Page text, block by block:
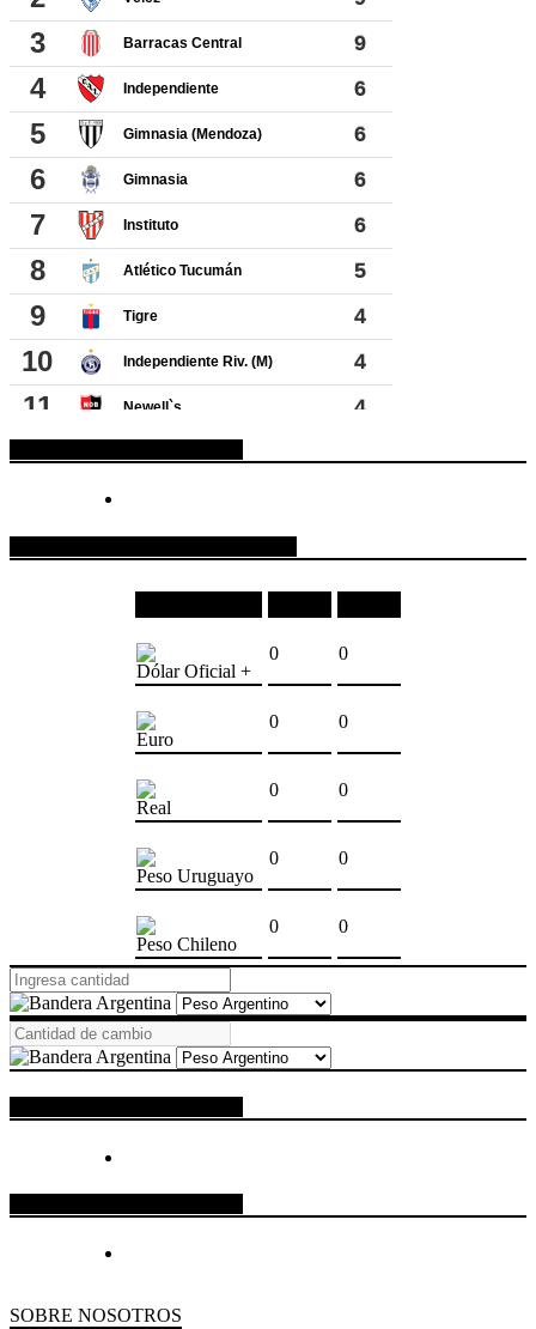
Dólar Oficial +
0 0
Euro
0 0
Real
0 0
Peso Uruguayo
0 0
Peso Chileno
0 0
SOBRE NOSOTROS